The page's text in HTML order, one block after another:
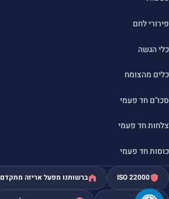
פירורי לחם
כלי הגשה
כלים מהצומח
סכו"ם חד פעמי
צלחות חד פעמי
כוסות חד פעמי
ISO 22000 ברשותנו מפעל אריזה מתקדם